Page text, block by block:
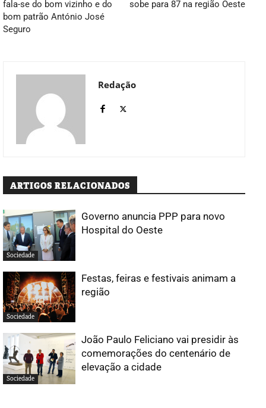
fala-se do bom vizinho e do
bom patrão António José
Seguro
sobe para 87 na região Oeste
Redação
ARTIGOS RELACIONADOS
Sociedade
Governo anuncia PPP para novo
Hospital do Oeste
Sociedade
Festas, feiras e festivais animam a
região
Sociedade
João Paulo Feliciano vai presidir às
comemorações do centenário de
elevação a cidade